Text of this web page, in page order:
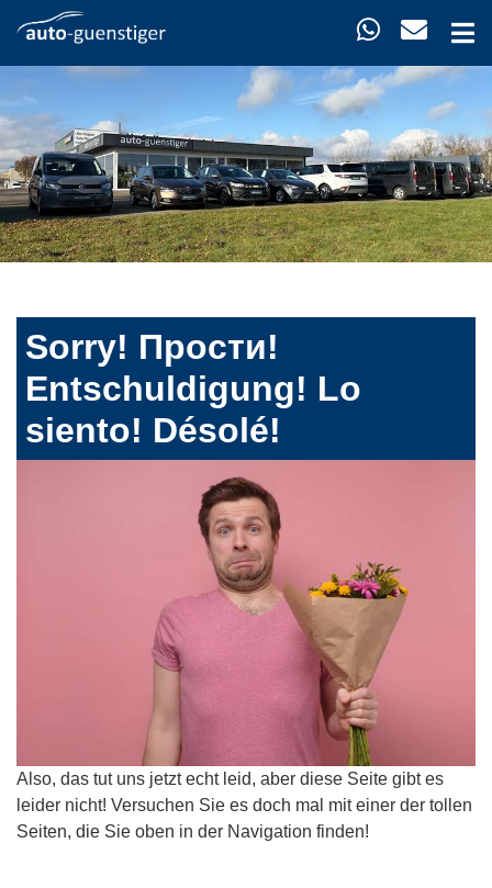
Sorry! Прости!
Entschuldigung! Lo
siento! Désolé!
Also, das tut uns jetzt echt leid, aber diese Seite gibt es
leider nicht! Versuchen Sie es doch mal mit einer der tollen
Seiten, die Sie oben in der Navigation finden!